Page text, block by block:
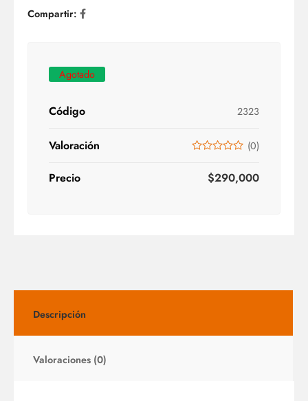
Compartir:
Agotado
Código 2323
Valoración (0)
Precio $290,000
Descripción
Valoraciones (0)